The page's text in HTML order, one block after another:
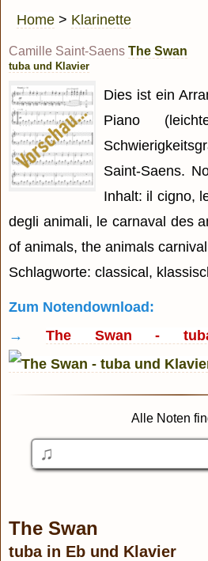
Home > Klarinette
Camille Saint-Saens The Swan
tuba und Klavier
Dies ist ein
Piano
Saint-Saens.
Inhalt: il cigno,
degli animali, le carnaval des
of animals, the animals carnival
Schlagworte: classical,
Zum Notendownload:
→The Swan -
Alle Noten
The Swan
tuba in Eb und Klavier